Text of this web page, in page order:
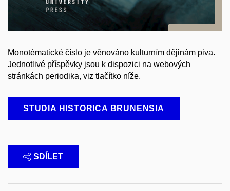
Monotématické číslo je věnováno kulturním dějinám piva.
Jednotlivé příspěvky jsou k dispozici na webových
stránkách periodika, viz tlačítko níže.
STUDIA HISTORICA BRUNENSIA
SDÍLET